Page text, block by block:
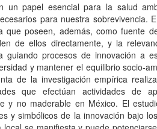
un papel esencial para la salud
para nuestra sobrevivencia.
poseen, además, como fuente
de ellos directamente, y la
guiando procesos de innovación a
y mantener el equilibrio socio-
de la investigación empírica
que efectúan actividades de
y no maderable en México. El
y simbólicos de la innovación bajo